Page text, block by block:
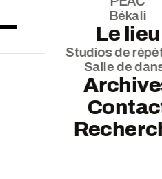
Békali
Le lieu
Studios de
Salle de